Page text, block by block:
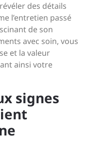
des détails
l’entretien passé
de son
avec soin, vous
et la valeur
ainsi votre
signes